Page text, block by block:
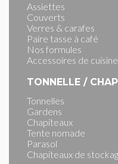
Assiettes
Couverts
Verres & carafes
Paire tasse à café
Nos formules
Accessoires de cuisine
TONNELLE /
Tonnelles
Gardens
Chapiteaux
Tente nomade
Parasol
Chapiteaux de